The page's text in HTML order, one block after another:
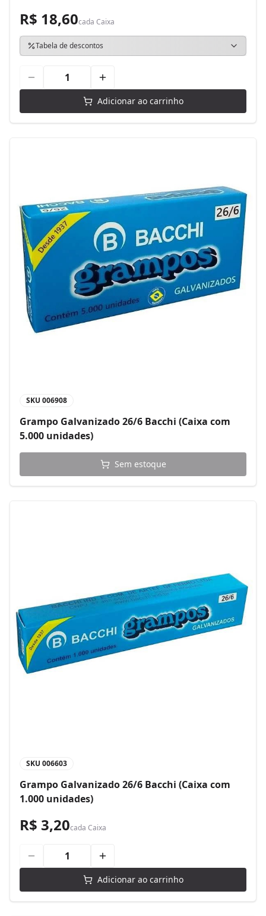
R$ 18,60cada Caixa
Tabela de descontos
Adicionar ao carrinho
SKU 006908
Grampo Galvanizado 26/6 Bacchi (Caixa com
5.000 unidades)
Sem estoque
SKU 006603
Grampo Galvanizado 26/6 Bacchi (Caixa com
1.000 unidades)
R$ 3,20cada Caixa
Adicionar ao carrinho